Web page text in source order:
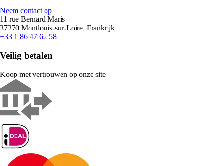
Neem contact op
11 rue Bernard Maris
37270 Montlouis-sur-Loire, Frankrijk
+33 1 86 47 62 58
Veilig betalen
Koop met vertrouwen op onze site